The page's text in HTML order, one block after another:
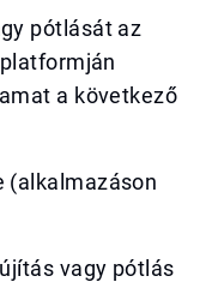
pótlását az
a következő
(alkalmazáson
vagy pótlás